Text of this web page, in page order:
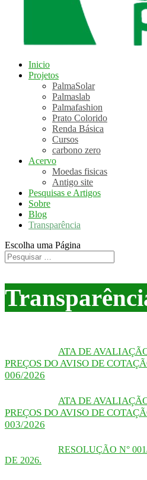
Inicio
Projetos
PalmaSolar
Palmaslab
Palmafashion
Prato Colorido
Renda Básica
Cursos
carbono zero
Acervo
Moedas fisicas
Antigo site
Pesquisas e Artigos
Sobre
Blog
Transparência
Escolha uma Página
ATA DE
PREÇOS DO AVISO DE
006/2026
ATA DE
PREÇOS DO AVISO DE
003/2026
RESOLUÇÃO N°
DE 2026.